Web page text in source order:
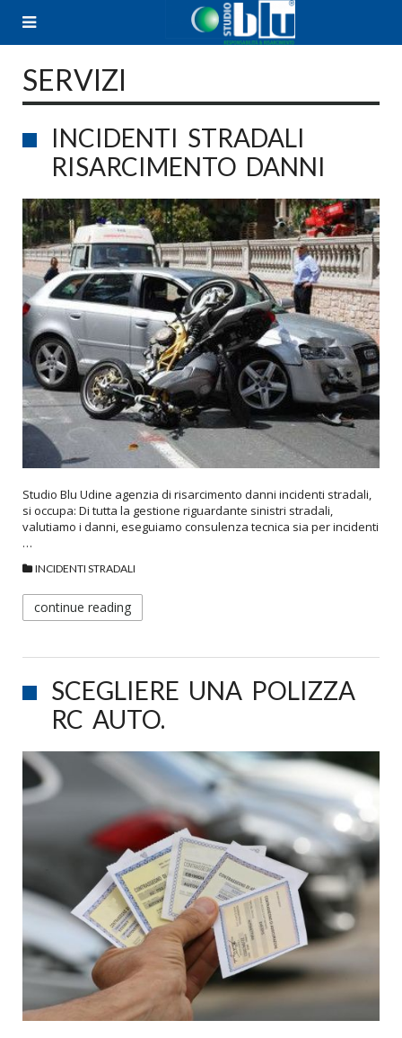
SERVIZI
INCIDENTI STRADALI
RISARCIMENTO DANNI
Studio Blu Udine agenzia di risarcimento danni incidenti stradali,
si occupa: Di tutta la gestione riguardante sinistri stradali,
valutiamo i danni, eseguiamo consulenza tecnica sia per incidenti
…
INCIDENTI STRADALI
continue reading
SCEGLIERE UNA POLIZZA
RC AUTO.